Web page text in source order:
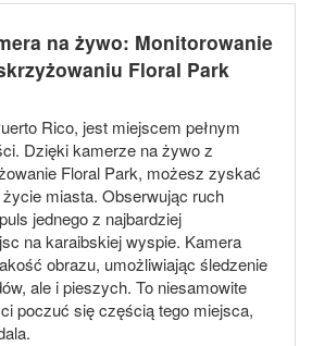
na żywo: Monitorowanie
Floral Park
Rico, jest miejscem pełnym
Dzięki kamerze na żywo z
Floral Park, możesz zyskać
miasta. Obserwując ruch
jednego z najbardziej
na karaibskiej wyspie. Kamera
obrazu, umożliwiając śledzenie
ale i pieszych. To niesamowite
poczuć się częścią tego miejsca,